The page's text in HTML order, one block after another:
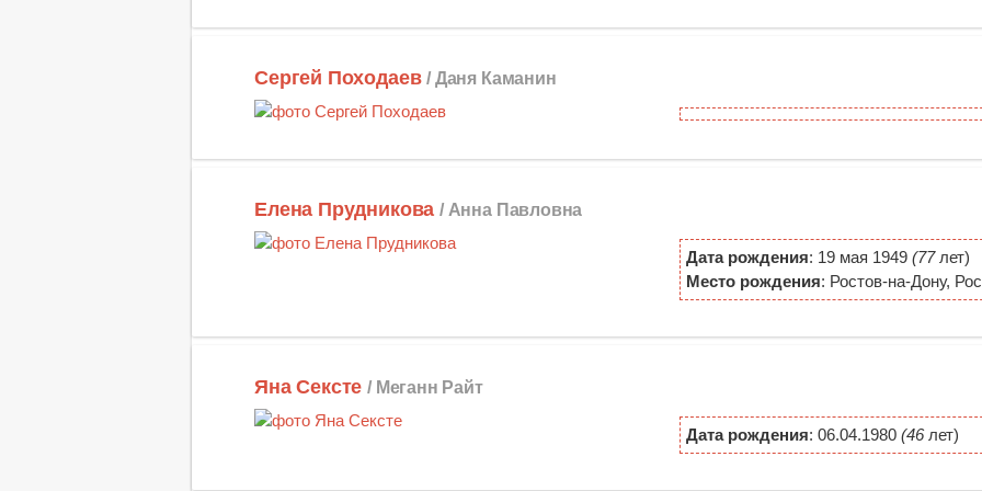
Сергей Походаев / Даня Каманин
Елена Прудникова / Анна Павловна
Дата рождения: 19 мая 1949 (77лет)
Место рождения: Ростов-на-Дону,
Яна Сексте / Меганн Райт
Дата рождения: 06.04.1980 (46лет)